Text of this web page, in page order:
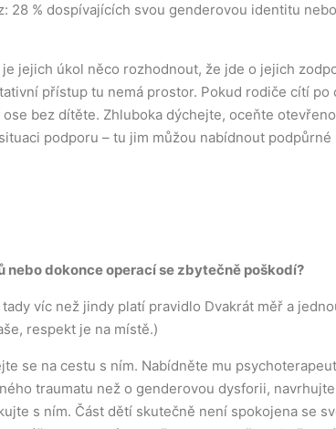
28 % dospívajících svou genderovou identitu
jejich úkol něco rozhodnout, že jde o jejich
přístup tu nemá prostor. Pokud rodiče cítí
bez dítěte. Zhluboka dýchejte, oceňte
podporu – tu jim můžou nabídnout
dokonce operací se zbytečně poškodí?
víc než jindy platí pravidlo Dvakrát měř a
respekt je na místě.)
se na cestu s ním. Nabídněte mu
traumatu než o genderovou dysforii,
s ním. Část dětí skutečně není spokojena se